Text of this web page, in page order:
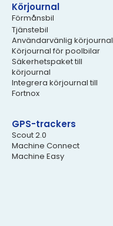
Körjournal
Förmånsbil
Tjänstebil
Användarvänlig körjournal
Körjournal för poolbilar
Säkerhetspaket till
körjournal
Integrera körjournal till
Fortnox
GPS-trackers
Scout 2.0
Machine Connect
Machine Easy